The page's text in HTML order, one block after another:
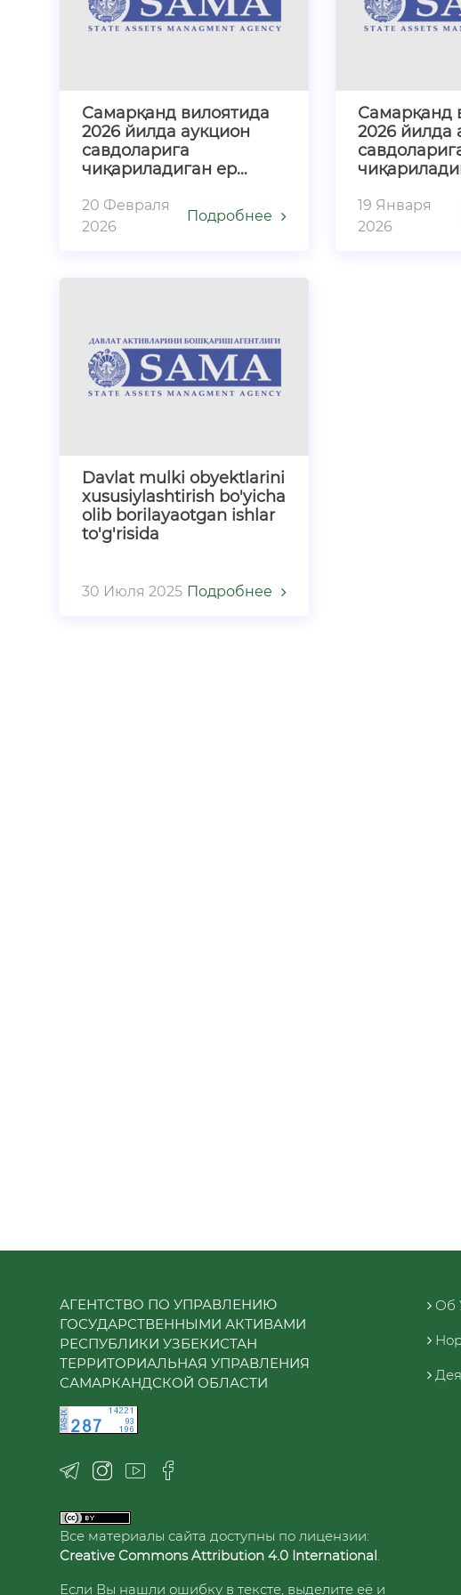
Самарқанд вилоятида
2026 йилда аукцион
савдоларига
чиқариладиган ер
20 Февраля
2026
Подробнее
Самарқанд
2026 йилда
19 Января
2026
Davlat mulki obyektlarini
xususiylashtirish bo'yicha
olib borilayaotgan ishlar
to'g'risida
30 Июля 2025 Подробнее
АГЕНТСТВО ПО УПРАВЛЕНИЮ
ГОСУДАРСТВЕННЫМИ АКТИВАМИ
РЕСПУБЛИКИ УЗБЕКИСТАН
ТЕРРИТОРИАЛЬНАЯ УПРАВЛЕНИЯ
САМАРКАНДСКОЙ ОБЛАСТИ
Все материалы сайта доступны по лицензии:
Creative Commons Attribution 4.0 International.
Если Вы нашли ошибку в тексте, выделите её и
Об